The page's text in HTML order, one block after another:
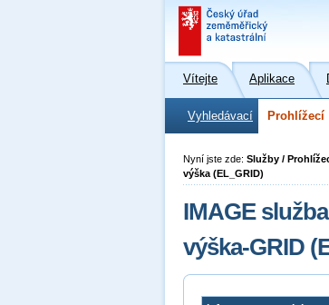
Vítejte Aplikace
Vyhledávací Prohlížecí
Nyní jste zde: Služby /
výška (EL_GRID)
IMAGE
výška-GRID